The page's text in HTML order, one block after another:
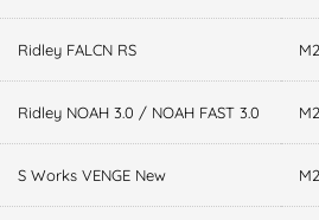
Ridley FALCN RS
Ridley NOAH 3.0 / NOAH FAST 3.0
S Works VENGE New